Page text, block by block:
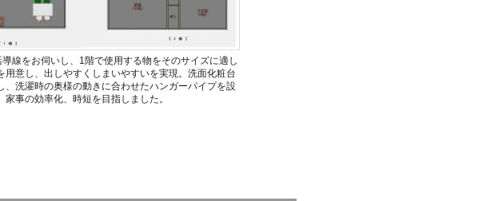
線をお伺いし、1階で使用する物をそのサイズに適し
用意し、出しやすくしまいやすいを実現。洗面化粧台
、洗濯時の奥様の動きに合わせたハンガーパイプを設
家事の効率化、時短を目指しました。